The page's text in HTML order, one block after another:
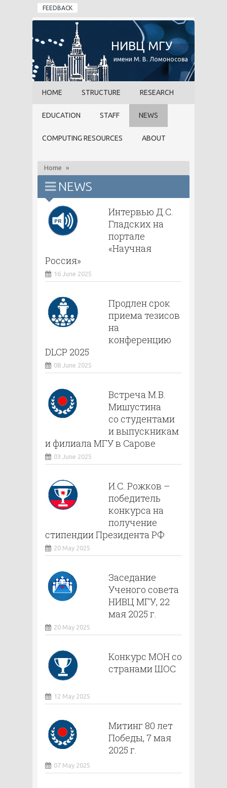
Skip to main content
FEEDBACK
НИВЦ МГУ
имени М. В. Ломоносова
HOME STRUCTURE RESEARCH
EDUCATION STAFF NEWS
COMPUTING RESOURCES ABOUT
Home »
NEWS
Интервью Д.С.
Гладских на
портале
«Научная
Россия»
16 June 2025
Продлен срок
приема тезисов
на
конференцию
DLCP 2025
08 June 2025
Встреча М.В.
Мишустина
со студентами
и выпускникам
и филиала МГУ в Сарове
03 June 2025
И.С. Рожков –
победитель
конкурса на
получение
стипендии Президента РФ
20 May 2025
Заседание
Ученого совета
НИВЦ МГУ, 22
мая 2025 г.
20 May 2025
Конкурс МОН со
странами ШОС
12 May 2025
Митинг 80 лет
Победы, 7 мая
2025 г.
07 May 2025